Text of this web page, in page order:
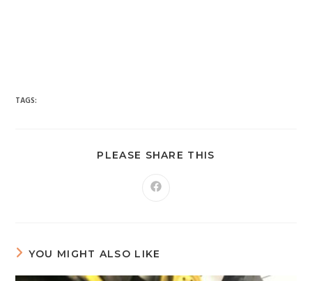
TAGS:
PLEASE SHARE THIS
YOU MIGHT ALSO LIKE